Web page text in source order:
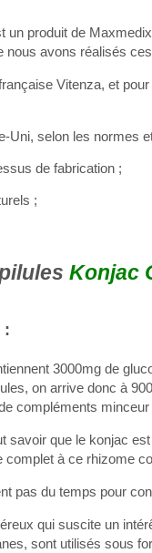
un produit de
nous avons réalisés
Vitenza, et
Uni, selon les normes
de fabrication ;
;
Konjac
:
3000mg de
on arrive donc à
compléments
savoir que le konjac
à ce rhizome
pas du temps pour
qui suscite un
sont utilisés sous